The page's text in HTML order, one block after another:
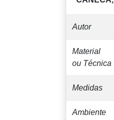
Autor
Material
ou Técnica
Medidas
Ambiente